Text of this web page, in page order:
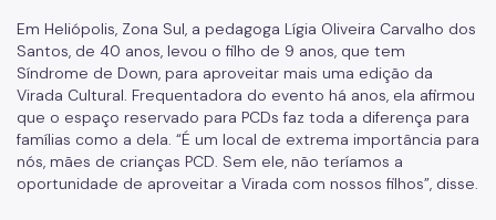
Em Heliópolis, Zona Sul, a pedagoga Lígia Oliveira Carvalho dos
Santos, de 40 anos, levou o filho de 9 anos, que tem
Síndrome de Down, para aproveitar mais uma edição da
Virada Cultural. Frequentadora do evento há anos, ela afirmou
que o espaço reservado para PCDs faz toda a diferença para
famílias como a dela. “É um local de extrema importância para
nós, mães de crianças PCD. Sem ele, não teríamos a
oportunidade de aproveitar a Virada com nossos filhos”, disse.